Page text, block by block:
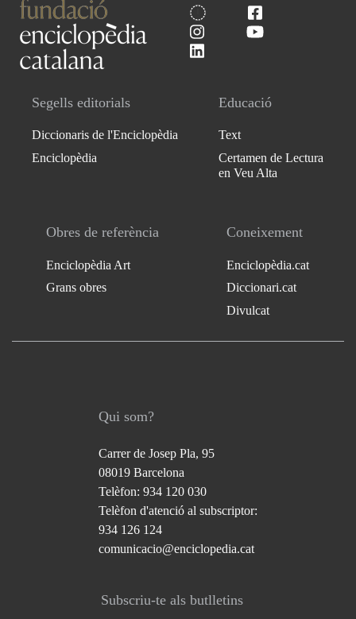
Segells editorials
Diccionaris de l'Enciclopèdia
Enciclopèdia
Educació
Text
Certamen de Lectura
en Veu Alta
Obres de referència
Enciclopèdia Art
Grans obres
Coneixement
Enciclopèdia.cat
Diccionari.cat
Divulcat
Qui som?
Carrer de Josep Pla, 95
08019 Barcelona
Telèfon: 934 120 030
Telèfon d'atenció al subscriptor:
934 126 124
comunicacio@enciclopedia.cat
Subscriu-te als butlletins